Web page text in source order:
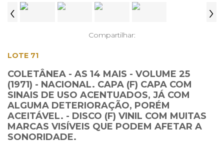
‹ ›
Compartilhar:
LOTE 71
COLETÂNEA - AS 14 MAIS - VOLUME 25
(1971) - NACIONAL. CAPA (F) CAPA COM
SINAIS DE USO ACENTUADOS, JÁ COM
ALGUMA DETERIORAÇÃO, PORÉM
ACEITÁVEL. - DISCO (F) VINIL COM MUITAS
MARCAS VISÍVEIS QUE PODEM AFETAR A
SONORIDADE.